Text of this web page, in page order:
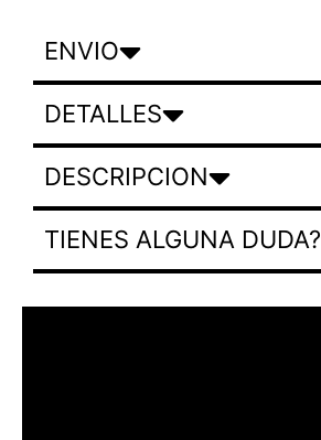
ENVIO
DETALLES
DESCRIPCION
TIENES ALGUNA DUDA?